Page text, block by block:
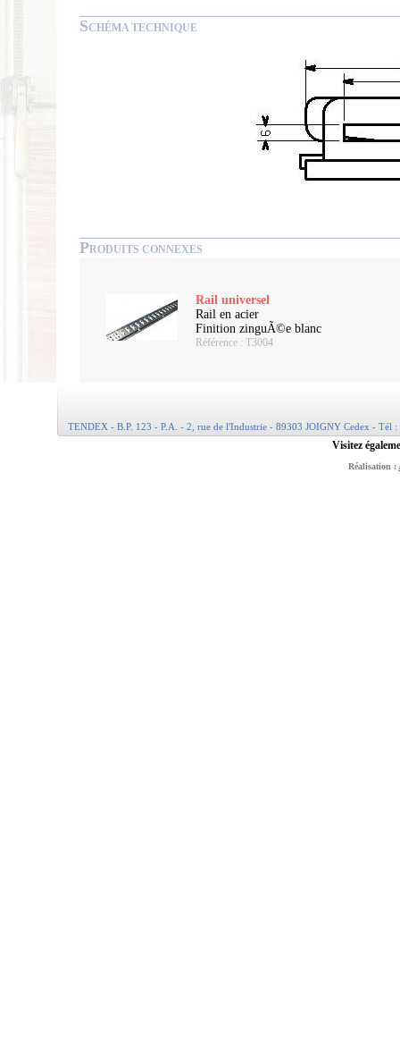
SCHÉMA TECHNIQUE
PRODUITS CONNEXES
Rail universel
Rail en acier
Finition zinguÃ©e blanc
Référence : T3004
TENDEX - B.P. 123 - P.A. - 2, rue de l'Industrie - 89303 JOIGNY Cedex - Tél
Visitez
Réalisation :